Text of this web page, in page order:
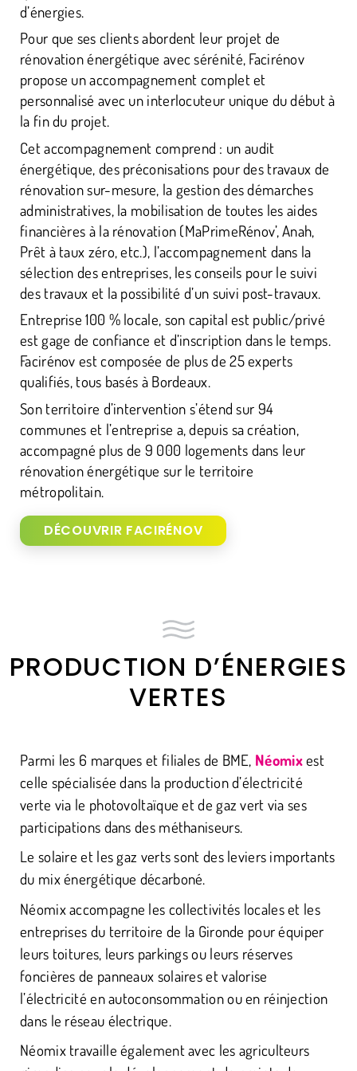
d’énergies.
Pour que ses clients abordent leur projet de
rénovation énergétique avec sérénité, Facirénov
propose un accompagnement complet et
personnalisé avec un interlocuteur unique du début à
la fin du projet.
Cet accompagnement comprend : un audit
énergétique, des préconisations pour des travaux de
rénovation sur-mesure, la gestion des démarches
administratives, la mobilisation de toutes les aides
financières à la rénovation (MaPrimeRénov’, Anah,
Prêt à taux zéro, etc.), l’accompagnement dans la
sélection des entreprises, les conseils pour le suivi
des travaux et la possibilité d’un suivi post-travaux.
Entreprise 100 % locale, son capital est public/privé
est gage de confiance et d’inscription dans le temps.
Facirénov est composée de plus de 25 experts
qualifiés, tous basés à Bordeaux.
Son territoire d’intervention s’étend sur 94
communes et l’entreprise a, depuis sa création,
accompagné plus de 9 000 logements dans leur
rénovation énergétique sur le territoire
métropolitain.
DÉCOUVRIR FACIRÉNOV
PRODUCTION D’ÉNERGIES
VERTES
Parmi les 6 marques et filiales de BME, Néomixest
celle spécialisée dans la production d’électricité
verte via le photovoltaïque et de gaz vert via ses
participations dans des méthaniseurs.
Le solaire et les gaz verts sont des leviers importants
du mix énergétique décarboné.
Néomix accompagne les collectivités locales et les
entreprises du territoire de la Gironde pour équiper
leurs toitures, leurs parkings ou leurs réserves
foncières de panneaux solaires et valorise
l’électricité en autoconsommation ou en réinjection
dans le réseau électrique.
Néomix travaille également avec les agriculteurs